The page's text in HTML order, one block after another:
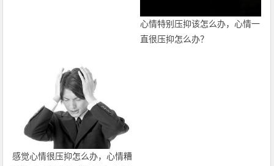
心情特别压抑该怎么办，心情一
直很压抑怎么办？
感觉心情很压抑怎么办，心情糟